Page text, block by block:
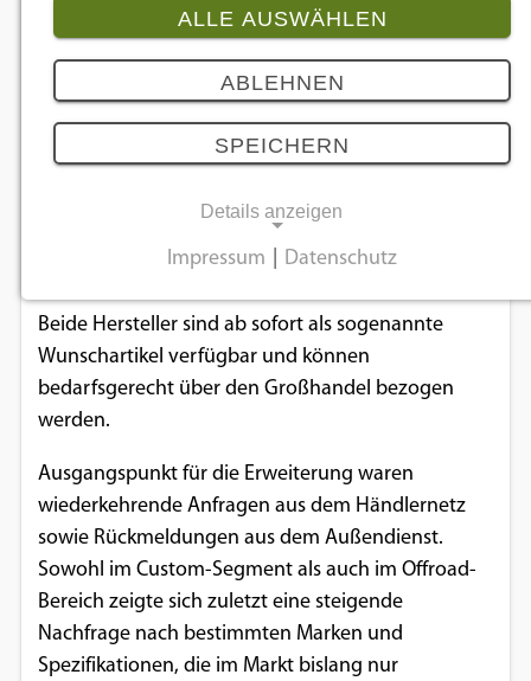
ZBR Hohl erweitert Portfolio im
Jubiläumsjahr um Kingtyre und X-GRIP
ZBR Hohl erweitert im Jubiläumsjahr 2026 sein
Beide Hersteller sind ab sofort als sogenannte
Wunschartikel verfügbar und können
bedarfsgerecht über den Großhandel bezogen
werden.
Ausgangspunkt für die Erweiterung waren
wiederkehrende Anfragen aus dem Händlernetz
sowie Rückmeldungen aus dem Außendienst.
Sowohl im Custom-Segment als auch im Offroad-
Bereich zeigte sich zuletzt eine steigende
Nachfrage nach bestimmten Marken und
Spezifikationen, die im Markt bislang nur
ALLE AUSWÄHLEN
ABLEHNEN
SPEICHERN
Details anzeigen
Notwendige Cookies ermöglichen
grundlegende Funktionen und sind für die
einwandfreie Funktion der Website
erforderlich.
Einverständnis-Cookie
Name:
cookie_consent
Zweck:
Dieser Cookie speichert die ausgewählten
Einverständnis-Optionen des Benutzers
Impressum Datenschutz